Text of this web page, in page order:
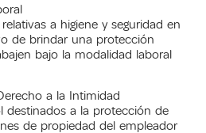
a higiene y seguridad en
de brindar una protección
bajo la modalidad laboral
a la Intimidad
destinados a la protección de
de propiedad del empleador